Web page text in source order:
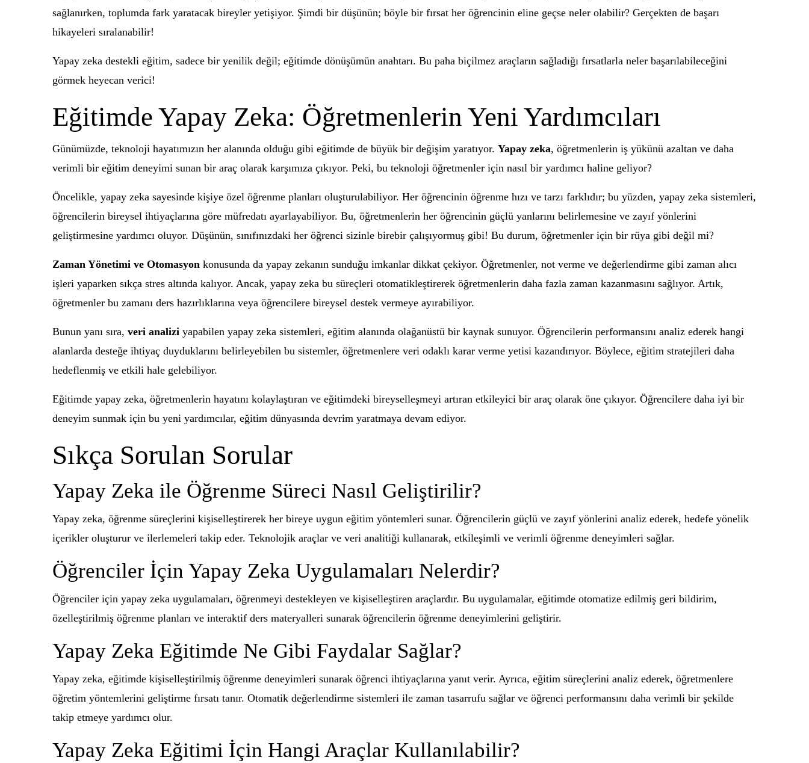
sağlanırken, toplumda fark yaratacak bireyler yetişiyor. Şimdi bir düşünün; böyle bir fırsat her öğrencinin eline geçse neler olabilir? Gerçekten de başarı
hikayeleri sıralanabilir!
Yapay zeka destekli eğitim, sadece bir yenilik değil; eğitimde dönüşümün anahtarı. Bu paha biçilmez araçların sağladığı fırsatlarla neler başarılabileceğini
görmek heyecan verici!
Eğitimde Yapay Zeka: Öğretmenlerin Yeni Yardımcıları
Günümüzde, teknoloji hayatımızın her alanında olduğu gibi eğitimde de büyük bir değişim yaratıyor. Yapay zeka, öğretmenlerin iş yükünü azaltan ve daha
verimli bir eğitim deneyimi sunan bir araç olarak karşımıza çıkıyor. Peki, bu teknoloji öğretmenler için nasıl bir yardımcı haline geliyor?
Öncelikle, yapay zeka sayesinde kişiye özel öğrenme planları oluşturulabiliyor. Her öğrencinin öğrenme hızı ve tarzı farklıdır; bu yüzden, yapay zeka sistemleri,
öğrencilerin bireysel ihtiyaçlarına göre müfredatı ayarlayabiliyor. Bu, öğretmenlerin her öğrencinin güçlü yanlarını belirlemesine ve zayıf yönlerini
geliştirmesine yardımcı oluyor. Düşünün, sınıfınızdaki her öğrenci sizinle birebir çalışıyormuş gibi! Bu durum, öğretmenler için bir rüya gibi değil mi?
Zaman Yönetimi ve Otomasyon konusunda da yapay zekanın sunduğu imkanlar dikkat çekiyor. Öğretmenler, not verme ve değerlendirme gibi zaman alıcı
işleri yaparken sıkça stres altında kalıyor. Ancak, yapay zeka bu süreçleri otomatikleştirerek öğretmenlerin daha fazla zaman kazanmasını sağlıyor. Artık,
öğretmenler bu zamanı ders hazırlıklarına veya öğrencilere bireysel destek vermeye ayırabiliyor.
Bunun yanı sıra, veri analizi yapabilen yapay zeka sistemleri, eğitim alanında olağanüstü bir kaynak sunuyor. Öğrencilerin performansını analiz ederek hangi
alanlarda desteğe ihtiyaç duyduklarını belirleyebilen bu sistemler, öğretmenlere veri odaklı karar verme yetisi kazandırıyor. Böylece, eğitim stratejileri daha
hedeflenmiş ve etkili hale gelebiliyor.
Eğitimde yapay zeka, öğretmenlerin hayatını kolaylaştıran ve eğitimdeki bireyselleşmeyi artıran etkileyici bir araç olarak öne çıkıyor. Öğrencilere daha iyi bir
deneyim sunmak için bu yeni yardımcılar, eğitim dünyasında devrim yaratmaya devam ediyor.
Sıkça Sorulan Sorular
Yapay Zeka ile Öğrenme Süreci Nasıl Geliştirilir?
Yapay zeka, öğrenme süreçlerini kişiselleştirerek her bireye uygun eğitim yöntemleri sunar. Öğrencilerin güçlü ve zayıf yönlerini analiz ederek, hedefe yönelik
içerikler oluşturur ve ilerlemeleri takip eder. Teknolojik araçlar ve veri analitiği kullanarak, etkileşimli ve verimli öğrenme deneyimleri sağlar.
Öğrenciler İçin Yapay Zeka Uygulamaları Nelerdir?
Öğrenciler için yapay zeka uygulamaları, öğrenmeyi destekleyen ve kişiselleştiren araçlardır. Bu uygulamalar, eğitimde otomatize edilmiş geri bildirim,
özelleştirilmiş öğrenme planları ve interaktif ders materyalleri sunarak öğrencilerin öğrenme deneyimlerini geliştirir.
Yapay Zeka Eğitimde Ne Gibi Faydalar Sağlar?
Yapay zeka, eğitimde kişiselleştirilmiş öğrenme deneyimleri sunarak öğrenci ihtiyaçlarına yanıt verir. Ayrıca, eğitim süreçlerini analiz ederek, öğretmenlere
öğretim yöntemlerini geliştirme fırsatı tanır. Otomatik değerlendirme sistemleri ile zaman tasarrufu sağlar ve öğrenci performansını daha verimli bir şekilde
takip etmeye yardımcı olur.
Yapay Zeka Eğitimi İçin Hangi Araçlar Kullanılabilir?